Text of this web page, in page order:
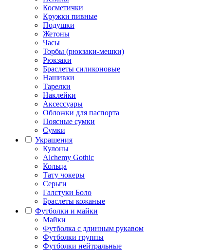
Косметички
Кружки пивные
Подушки
Жетоны
Часы
Торбы (рюкзаки-мешки)
Рюкзаки
Браслеты силиконовые
Нашивки
Тарелки
Наклейки
Аксессуары
Обложки для паспорта
Поясные сумки
Сумки
Украшения
Кулоны
Alchemy Gothic
Кольца
Тату чокеры
Серьги
Галстуки Боло
Браслеты кожаные
Футболки и майки
Майки
Футболка с длинным рукавом
Футболки группы
Футболки нейтральные